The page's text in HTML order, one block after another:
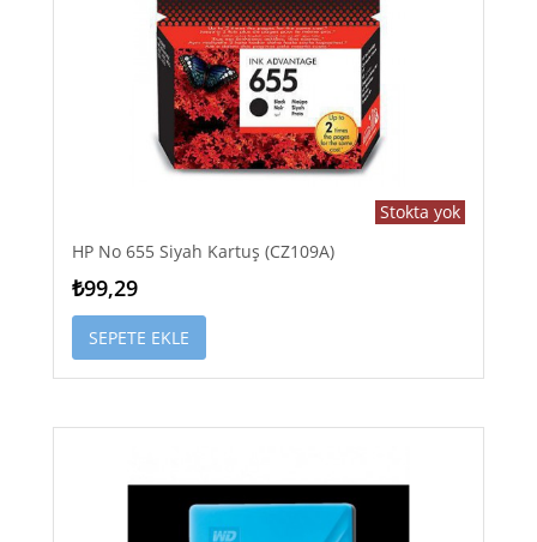
Stokta yok
HP No 655 Siyah Kartuş (CZ109A)
₺99,29
SEPETE EKLE